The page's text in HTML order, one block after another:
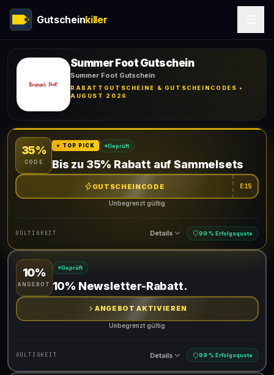
Gutscheinkiller
Summer Foot Gutschein
Summer Foot Gutschein
RABATTGUTSCHEINE & GUTSCHEINCODES •
AUGUST 2026
35%
CODE
⭐ TOP PICK Geprüft
Bis zu 35% Rabatt auf Sammelsets
GUTSCHEINCODE E15
Unbegrenzt gültig
GÜLTIGKEIT Details 99 % Erfolgsquote
Gültig für teilnehmende Produkte
Gib den Code an der Kasse ein, um den Rabatt zu erhalten
10%
ANGEBOT
Geprüft
10% Newsletter-Rabatt.
ANGEBOT AKTIVIEREN
Unbegrenzt gültig
GÜLTIGKEIT Details 99 % Erfolgsquote